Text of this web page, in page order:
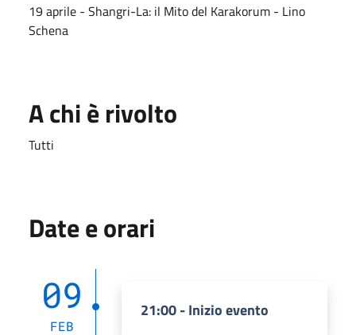
19 aprile - Shangri-La: il Mito del Karakorum - Lino
Schena
A chi è rivolto
Tutti
Date e orari
09
FEB
21:00 - Inizio evento